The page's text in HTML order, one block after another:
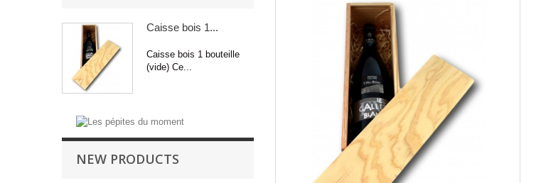
Caisse bois 1...
Caisse bois 1 bouteille
(vide) Ce...
NEW PRODUCTS